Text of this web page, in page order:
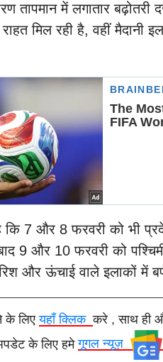
में लगातार बढ़ोतरी
मिल रही है, वहीं मैदानी
कि 7 और 8 फरवरी को भी
9 और 10 फरवरी को
और ऊंचाई वाले इलाकों में
के लिएयहाँ क्लिककरे , साथ ही
के लिए हमेगूगल न्यूज़